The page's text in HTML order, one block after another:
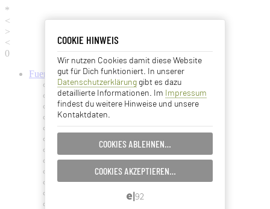
COOKIE HINWEIS
Wir nutzen Cookies damit diese Website
gut für Dich funktioniert. In unserer
Datenschutzerklärung gibt es dazu
detaillierte Informationen. Im Impressum
findest du weitere Hinweise und unsere
Kontaktdaten.
COOKIES ABLEHNEN…
COOKIES AKZEPTIEREN…
Essentielle Cookies
Analyse Cookies
EINSTELLUNGEN SPEICHERN…
ABBRECHEN…
*
<
>
<
0
FuerteventuraInformationen
Fuerteventura (Startseite)
Fuerteventura Wetter + Klima
Ortschaften auf Fuerteventura
Strände auf Fuerteventura
Pflanzen und Tiere auf Fuerte
Fuertes Kunst und Kultur
Verkehrsmittel (Taxi, Bus, Fähre)
Flughafen Fuerteventura
Ämter und Services auf Fuerte
Essen und Trinken auf Fuerte
Ärzte auf Fuerteventura